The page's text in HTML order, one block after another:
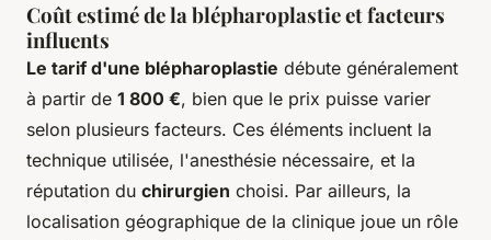
Coût estimé de la blépharoplastie et facteurs
influents
Le tarif d'une blépharoplastie débute généralement
à partir de 1 800 €, bien que le prix puisse varier
selon plusieurs facteurs. Ces éléments incluent la
technique utilisée, l'anesthésie nécessaire, et la
réputation du chirurgien choisi. Par ailleurs, la
localisation géographique de la clinique joue un rôle